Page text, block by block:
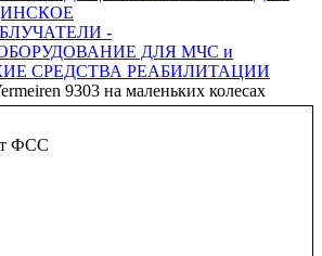
-
ДЛЯ МЧС и
СРЕДСТВА РЕАБИЛИТАЦИИ
9303 на маленьких колесах
ФСС